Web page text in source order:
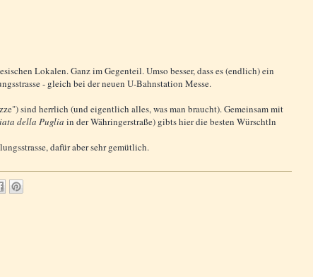
Lokalen. Ganz im Gegenteil. Umso besser, dass es (endlich) ein
- gleich bei der neuen U-Bahnstation Messe.
sind herrlich (und eigentlich alles, was man braucht). Gemeinsam mit
della Puglia in der Währingerstraße) gibts hier die besten Würschtln
dafür aber sehr gemütlich.